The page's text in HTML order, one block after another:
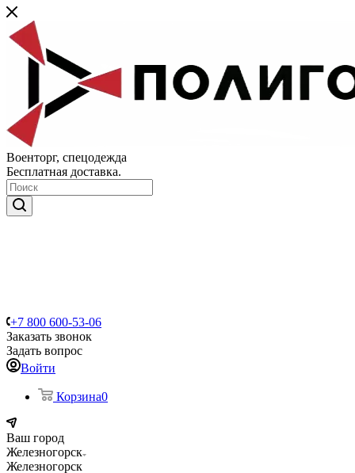
Военторг, спецодежда
Бесплатная доставка.
+7 800 600-53-06
Заказать звонок
Задать вопрос
Войти
Корзина0
Ваш город
Железногорск
Железногорск